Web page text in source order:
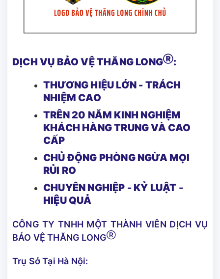
DỊCH VỤ BẢO VỆ THĂNG LONGⓇ:
THƯƠNG HIỆU LỚN - TRÁCH
NHIỆM CAO
TRÊN 20 NĂM KINH NGHIỆM
KHÁCH HÀNG TRUNG VÀ CAO
CẤP
CHỦ ĐỘNG PHÒNG NGỪA MỌI
RỦI RO
CHUYÊN NGHIỆP - KỶ LUẬT -
HIỆU QUẢ
CÔNG TY TNHH MỘT THÀNH VIÊN DỊCH VỤ
BẢO VỆ THĂNG LONGⓇ
Trụ Sở Tại Hà Nội: